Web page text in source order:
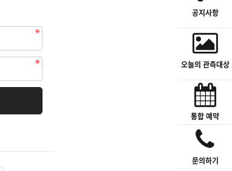
공지사항
오늘의 관측대상
통합 예약
문의하기